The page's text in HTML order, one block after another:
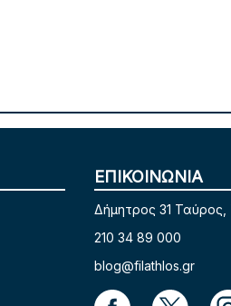
ΕΠΙΚΟΙΝΩΝΙΑ
Δήμητρος 31 Ταύρος,
210 34 89 000
blog@filathlos.gr